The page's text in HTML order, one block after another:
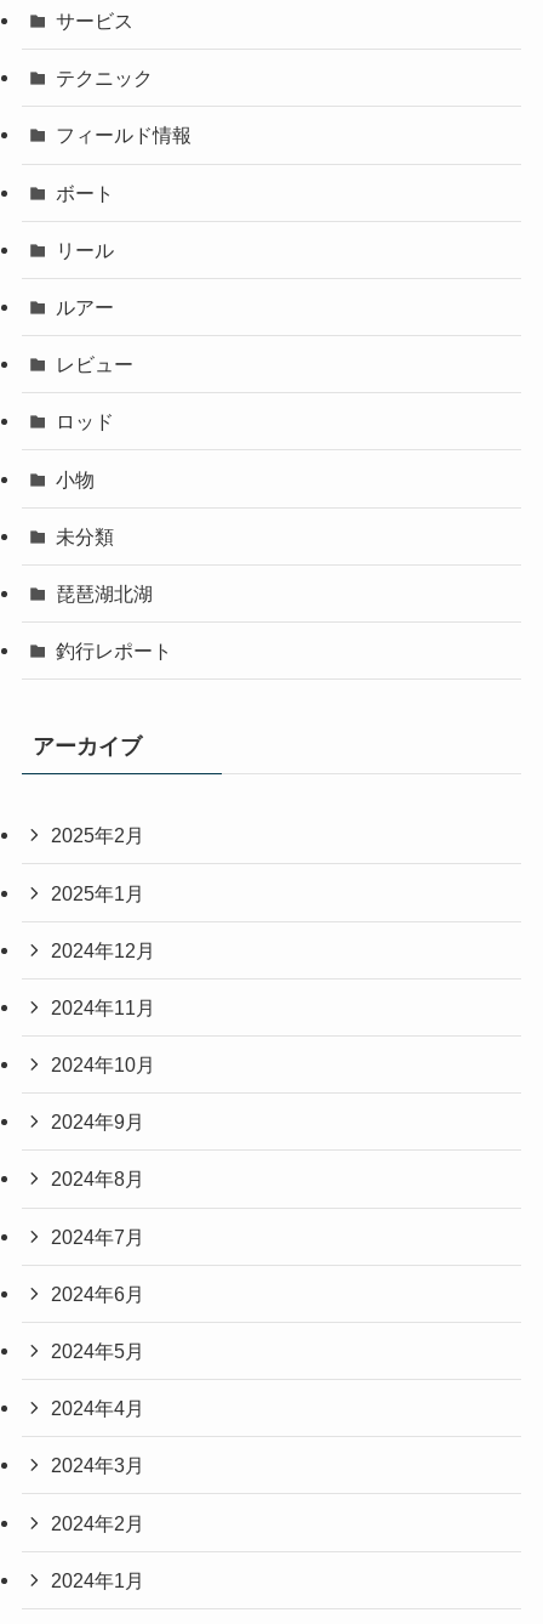
サービス
テクニック
フィールド情報
ボート
リール
ルアー
レビュー
ロッド
小物
未分類
琵琶湖北湖
釣行レポート
アーカイブ
2025年2月
2025年1月
2024年12月
2024年11月
2024年10月
2024年9月
2024年8月
2024年7月
2024年6月
2024年5月
2024年4月
2024年3月
2024年2月
2024年1月